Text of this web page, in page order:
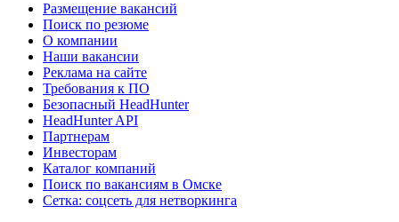
Размещение вакансий
Поиск по резюме
О компании
Наши вакансии
Реклама на сайте
Требования к ПО
Безопасный HeadHunter
HeadHunter API
Партнерам
Инвесторам
Каталог компаний
Поиск по вакансиям в Омске
Сетка: соцсеть для нетворкинга